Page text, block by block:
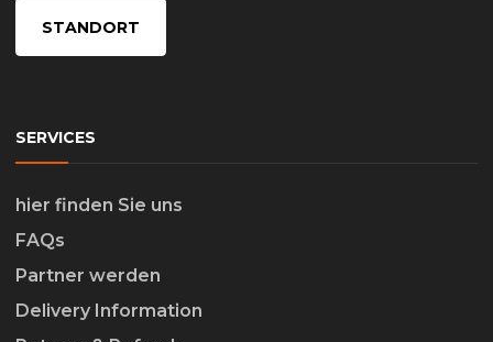
STANDORT
SERVICES
hier finden Sie uns
FAQs
Partner werden
Delivery Information